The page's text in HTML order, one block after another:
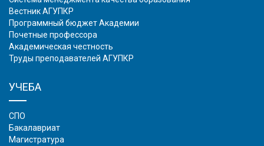
Вестник АГУПКР
Программный бюджет Академии
Почетные профессора
Академическая честность
Труды преподавателей АГУПКР
УЧЕБА
СПО
Бакалавриат
Магистратура